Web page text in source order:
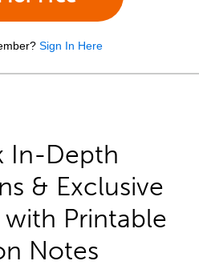
Sign In Here
In-Depth
& Exclusive
with Printable
Notes